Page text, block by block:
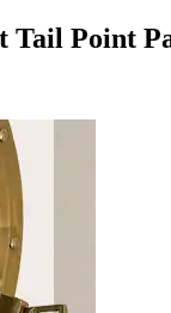
Tail Point